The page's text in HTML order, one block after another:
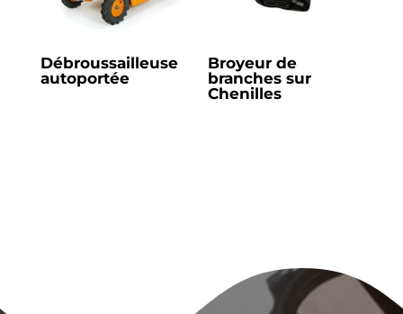
Débroussailleuse
autoportée
Broyeur de
branches sur
Chenilles